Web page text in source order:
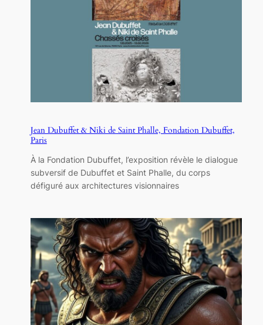
Jean Dubuffet & Niki de Saint Phalle, Fondation Dubuffet,
Paris
À la Fondation Dubuffet, l’exposition révèle le dialogue
subversif de Dubuffet et Saint Phalle, du corps
défiguré aux architectures visionnaires